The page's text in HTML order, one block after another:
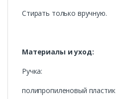
Стирать только вручную.
Материалы и уход:
Ручка:
полипропиленовый пластик